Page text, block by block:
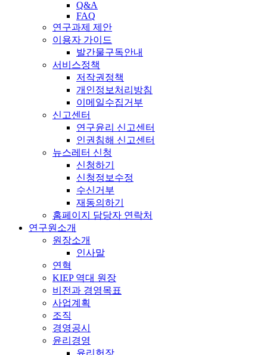
Q&A
FAQ
연구과제 제안
이용자 가이드
발간물구독안내
서비스정책
저작권정책
개인정보처리방침
이메일수집거부
신고센터
연구윤리 신고센터
인권침해 신고센터
뉴스레터 신청
신청하기
신청정보수정
수신거부
재동의하기
홈페이지 담당자 연락처
연구원소개
원장소개
인사말
연혁
KIEP 역대 원장
비전과 경영목표
사업계획
조직
경영공시
윤리경영
윤리헌장